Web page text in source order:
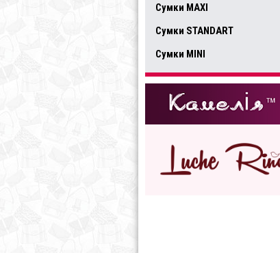
Сумки MAXI
Сумки STANDART
Сумки MINI